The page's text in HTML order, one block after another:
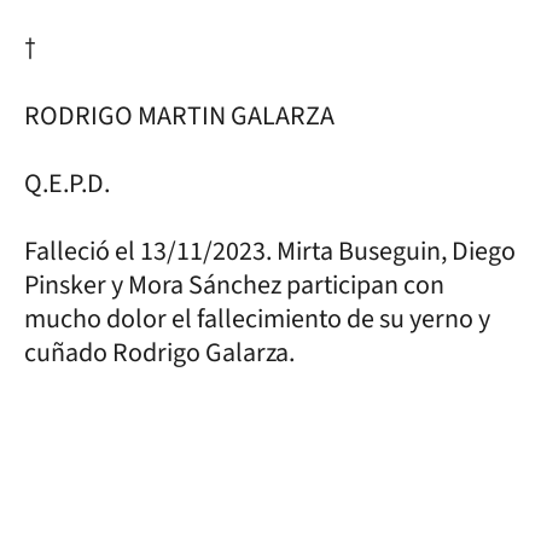
†
RODRIGO MARTIN GALARZA
Q.E.P.D.
Falleció el 13/11/2023. Mirta Buseguin, Diego
Pinsker y Mora Sánchez participan con
mucho dolor el fallecimiento de su yerno y
cuñado Rodrigo Galarza.